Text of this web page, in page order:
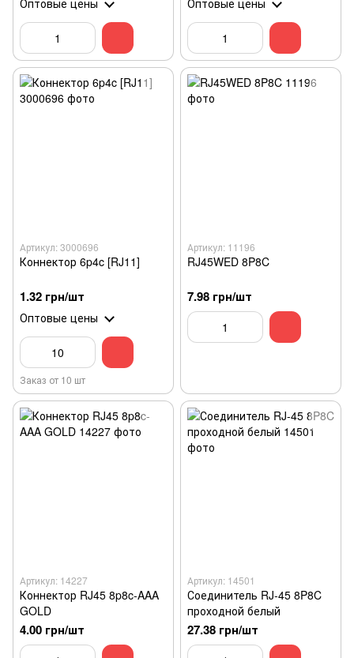
Оптовые цены Оптовые цены
Артикул: 3000696
Коннектор 6p4c [RJ11]
1.32 грн/шт
Оптовые цены
Заказ от 10 шт
Артикул: 11196
RJ45WED 8P8C
7.98 грн/шт
Артикул: 14227
Коннектор RJ45 8p8c-AAA
GOLD
4.00 грн/шт
Артикул: 14501
Соединитель RJ-45 8P8C
проходной белый
27.38 грн/шт